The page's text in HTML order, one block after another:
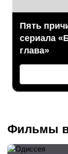
Пять
сериала
глава»
Фильмы в